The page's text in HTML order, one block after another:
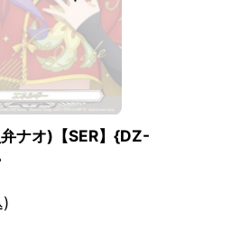
弁ナオ)【SER】{DZ-
)